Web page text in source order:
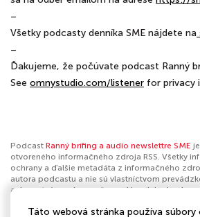
–
Všetky podcasty denníka SME nájdete na
–
Ďakujeme, že počúvate podcast Ranný
See omnystudio.com/listener for privacy
Podcast Ranný brífing a audio newslettre SME
otvoreného informačného zdroja RSS. Všetky
ochrany a ďalšie metadáta z informačného
autora podcastu a nie sú vlastníctvom
ani nevytvára ani nezodpovedá za ich obsah
nahlásiť obsah. Ak je toto tvoj podcast a chceš
Táto webová stránka používa